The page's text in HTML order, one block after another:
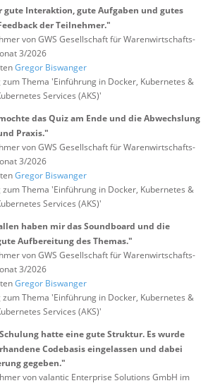
gute Interaktion, gute Aufgaben und gutes
der Teilnehmer."
von GWS Gesellschaft für Warenwirtschafts-
3/2026
Gregor Biswanger
Thema 'Einführung in Docker, Kubernetes &
Services (AKS)'
das Quiz am Ende und die Abwechslung
Praxis."
von GWS Gesellschaft für Warenwirtschafts-
3/2026
Gregor Biswanger
Thema 'Einführung in Docker, Kubernetes &
Services (AKS)'
haben mir das Soundboard und die
Aufbereitung des Themas."
von GWS Gesellschaft für Warenwirtschafts-
3/2026
Gregor Biswanger
Thema 'Einführung in Docker, Kubernetes &
Services (AKS)'
hatte eine gute Struktur. Es wurde
Codebasis eingelassen und dabei
gegeben."
von valantic Enterprise Solutions GmbH im